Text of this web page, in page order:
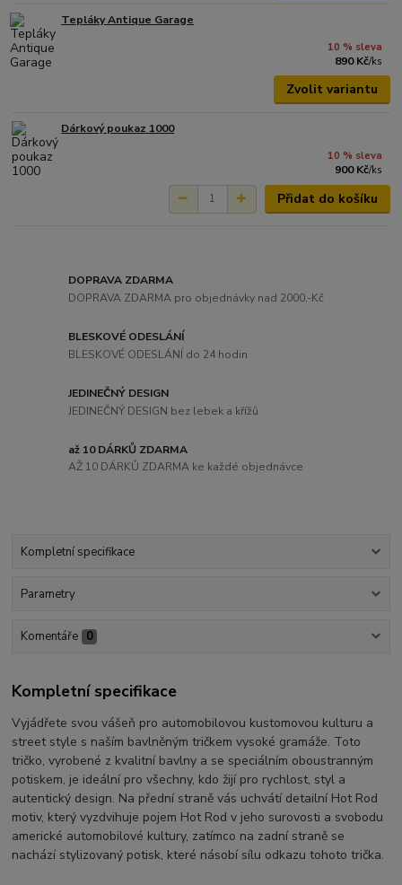
Tepláky Antique Garage
10 % sleva
890 Kč/ks
Zvolit variantu
Dárkový poukaz 1000
10 % sleva
900 Kč/ks
Přidat do košíku
DOPRAVA ZDARMA
DOPRAVA ZDARMA pro objednávky nad 2000,-Kč
BLESKOVÉ ODESLÁNÍ
BLESKOVÉ ODESLÁNÍ do 24 hodin
JEDINEČNÝ DESIGN
JEDINEČNÝ DESIGN bez lebek a křížů
až 10 DÁRKŮ ZDARMA
AŽ 10 DÁRKŮ ZDARMA ke každé objednávce
Kompletní specifikace
Parametry
Komentáře 0
Kompletní specifikace
Vyjádřete svou vášeň pro automobilovou kustomovou kulturu a
street style s naším bavlněným tričkem vysoké gramáže. Toto
tričko, vyrobené z kvalitní bavlny a se speciálním oboustranným
potiskem, je ideální pro všechny, kdo žijí pro rychlost, styl a
autentický design. Na přední straně vás uchvátí detailní Hot Rod
motiv, který vyzdvihuje pojem Hot Rod v jeho surovosti a svobodu
americké automobilové kultury, zatímco na zadní straně se
nachází stylizovaný potisk, které násobí sílu odkazu tohoto trička.